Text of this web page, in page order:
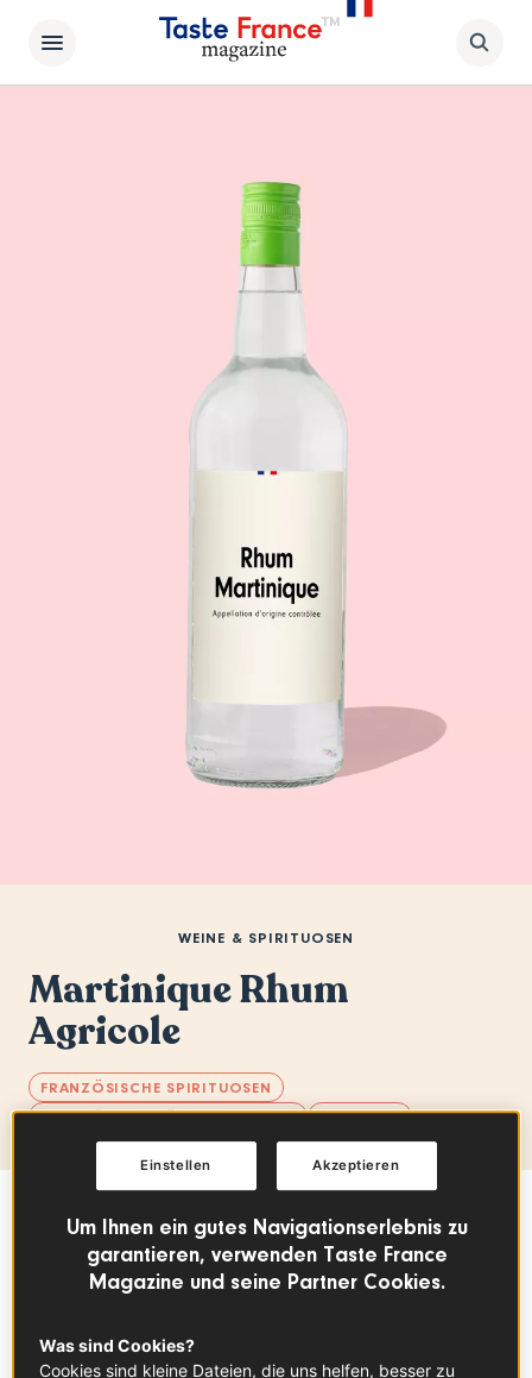
WEINE & SPIRITUOSEN
Martinique Rhum
Agricole
FRANZÖSISCHE SPIRITUOSEN
FRANZÖSISCHE ÜBERSEEGEBIETE
COCKTAIL
Sommaire
Melasse und Wasser wird Rhum agricole-aus
Um Ihnen ein gutes Navigationserlebnis zu
garantieren, verwenden Taste France
Magazine und seine Partner Cookies.
Was sind Cookies?
Cookies sind kleine Dateien, die uns helfen, besser zu
Akzeptieren
Einstellen